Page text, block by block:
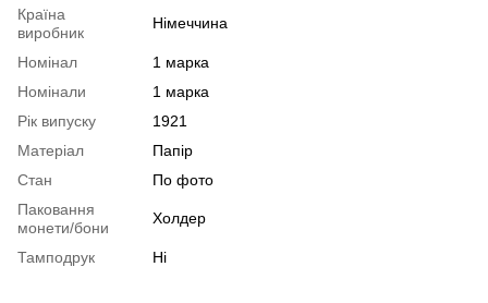
Країна
виробник
Німеччина
Номінал
1 марка
Номінали
1 марка
Рік випуску
1921
Матеріал
Папір
Стан
По фото
Паковання
монети/бони
Холдер
Тамподрук Ні